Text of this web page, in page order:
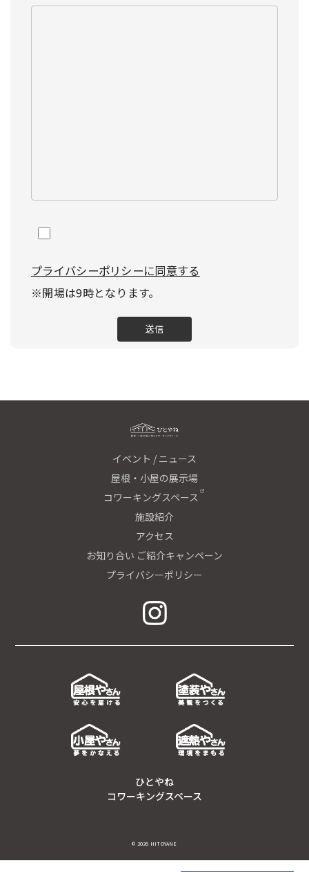
プライバシーポリシーに同意する
※開場は9時となります。
イベント / ニュース
屋根・小屋の展示場
コワーキングスペース
施設紹介
アクセス
お知り合い ご紹介キャンペーン
プライバシーポリシー
ひとやね
コワーキングスペース
© 2026 HITOYANE